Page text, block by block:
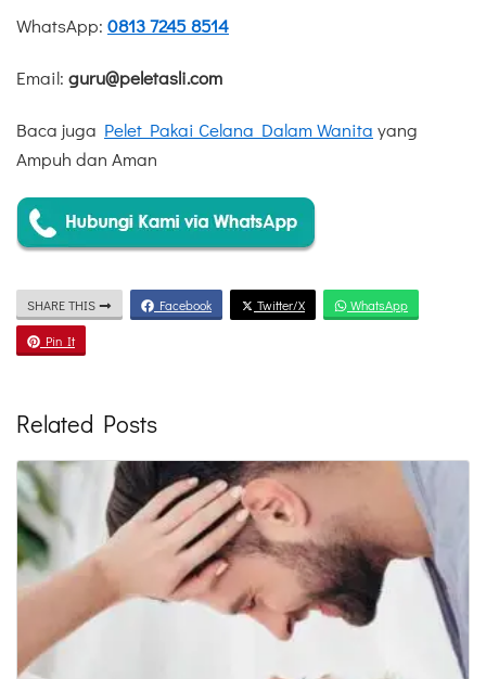
WhatsApp: 0813 7245 8514
Email: guru@peletasli.com
Baca juga Pelet Pakai Celana Dalam Wanita yang
Ampuh dan Aman
SHARE THIS Facebook Twitter/X WhatsApp
Pin It
Related Posts